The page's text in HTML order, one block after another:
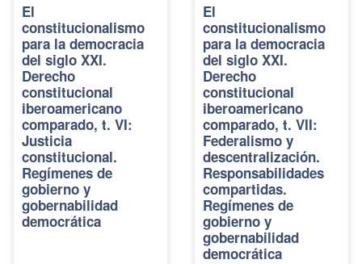
El
constitucionalismo
para la democracia
del siglo XXI.
Derecho
constitucional
iberoamericano
comparado, t. VI:
Justicia
constitucional.
Regímenes de
gobierno y
gobernabilidad
democrática
El
constitucionalismo
para la democracia
del siglo XXI.
Derecho
constitucional
iberoamericano
comparado, t. VII:
Federalismo y
descentralización.
Responsabilidades
compartidas.
Regímenes de
gobierno y
gobernabilidad
democrática